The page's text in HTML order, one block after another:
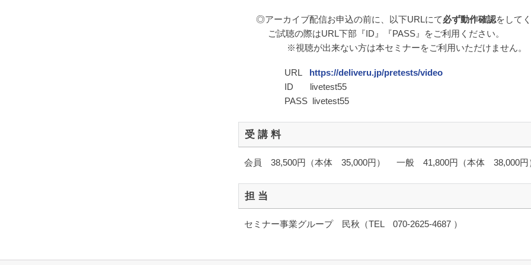
◎アーカイブ配信お申込の前に、以下URLにて必ず動作確認をして
ご試聴の際はURL下部『ID』『PASS』をご利用ください。
※視聴が出来ない方は本セミナーをご利用いただけません。
URL https://deliveru.jp/pretests/video
ID livetest55
PASS livetest55
受 講 料
会員 38,500円（本体 35,000円） 一般 41,800円（本体 38,000円
担 当
セミナー事業グループ 民秋（TEL 070-2625-4687 ）